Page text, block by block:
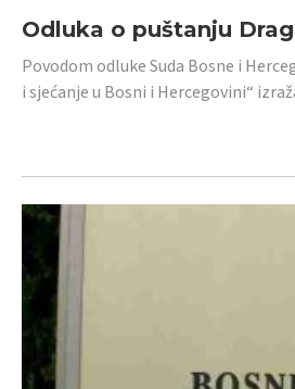
Odluka o puštanju
Povodom odluke Suda Bosne i
i sjećanje u Bosni i Hercegovini“